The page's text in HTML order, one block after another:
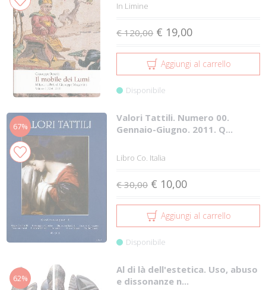
In Limine
€ 120,00 € 19,00
Aggiungi al carrello
Disponibile
67%
Valori Tattili. Numero 00.
Gennaio-Giugno. 2011. Q...
Libro Co. Italia
€ 30,00 € 10,00
Aggiungi al carrello
Disponibile
62%
Al di là dell'estetica. Uso, abuso
e dissonanze n...